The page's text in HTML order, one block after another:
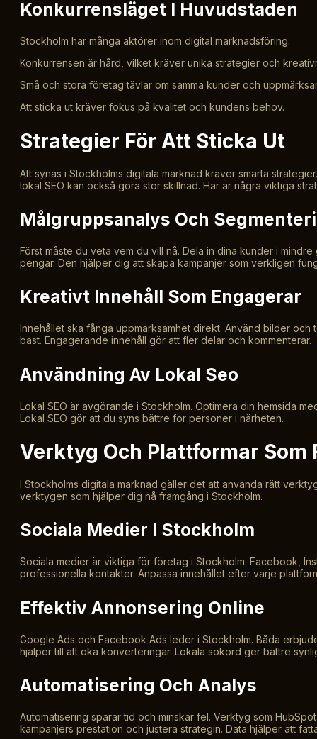
Konkurrensläget I Huvudstaden
Stockholm har många aktörer inom digital marknadsföring.
Konkurrensen är hård, vilket kräver unika strategier och
Små och stora företag tävlar om samma kunder och
Att sticka ut kräver fokus på kvalitet och kundens behov.
Strategier För Att Sticka Ut
Att synas i Stockholms digitala marknad kräver smarta
lokal SEO kan också göra stor skillnad. Här är några viktiga
Målgruppsanalys Och
Först måste du veta vem du vill nå. Dela in dina kunder i
pengar. Den hjälper dig att skapa kampanjer som verkligen
Kreativt Innehåll Som Engagerar
Innehållet ska fånga uppmärksamhet direkt. Använd bilder
bäst. Engagerande innehåll gör att fler delar och kommenterar.
Användning Av Lokal Seo
Lokal SEO är avgörande i Stockholm. Optimera din hemsida
Lokal SEO gör att du syns bättre för personer i närheten.
Verktyg Och Plattformar Som
I Stockholms digitala marknad gäller det att använda rätt
verktygen som hjälper dig nå framgång i Stockholm.
Sociala Medier I Stockholm
Sociala medier är viktiga för företag i Stockholm. Facebook,
professionella kontakter. Anpassa innehållet efter varje
Effektiv Annonsering Online
Google Ads och Facebook Ads leder i Stockholm. Båda
hjälper till att öka konverteringar. Lokala sökord ger bättre
Automatisering Och Analys
Automatisering sparar tid och minskar fel. Verktyg som
kampanjers prestation och justera strategin. Data hjälper att